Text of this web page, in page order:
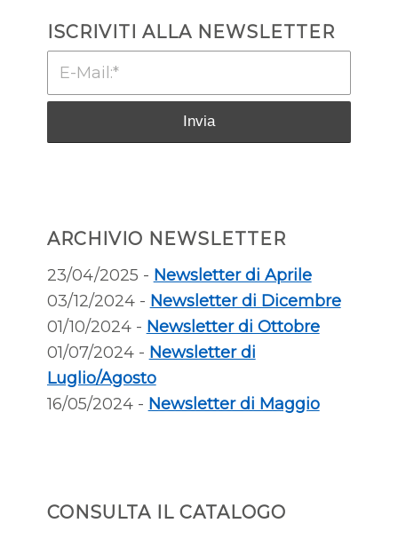
ISCRIVITI ALLA NEWSLETTER
ARCHIVIO NEWSLETTER
23/04/2025 - Newsletter di Aprile
03/12/2024 - Newsletter di Dicembre
01/10/2024 - Newsletter di Ottobre
01/07/2024 - Newsletter di
Luglio/Agosto
16/05/2024 - Newsletter di Maggio
CONSULTA IL CATALOGO